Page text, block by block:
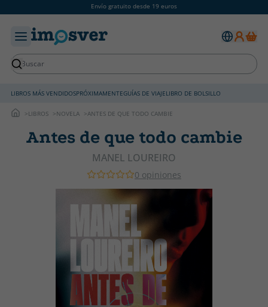
Envío gratuito desde 19 euros
LIBROS MÁS VENDIDOSPRÓXIMAMENTEGUÍAS DE VIAJELIBRO DE BOLSILLO
LIBROS NOVELA ANTES DE QUE TODO CAMBIE
Antes de que todo cambie
MANEL LOUREIRO
0 opiniones